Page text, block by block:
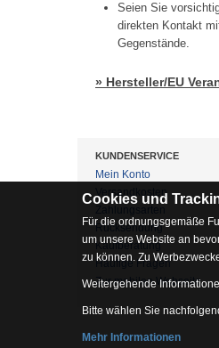
Seien Sie
direkten Kontakt
Gegenstände.
» Hersteller/EU
KUNDENSERVICE
Mein Konto
Versandkosten
Rücksendung
Kaufberatung
Häufige Fragen
Zur mobilen Webseite
Cookies und
Für die ordnungsgemäße
um unsere Website an
zu können. Zu
Weitergehende
Bitte wählen Sie
Mehr Informationen